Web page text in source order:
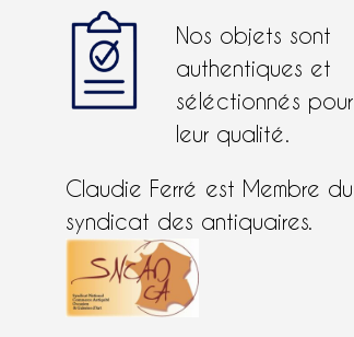
Nos objets sont
authentiques et
séléctionnés pour
leur qualité.
Claudie Ferré est Membre du
syndicat des antiquaires.